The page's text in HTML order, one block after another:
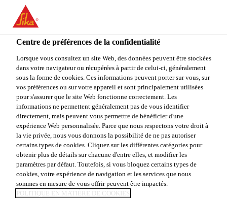
You are accessing "Sika Canada", it seems you are accessing it
from "États-Unis". We have a dedicated website for your country.
TO
SIKA
USA
CANADA WEBSITE
COUNTRY
Sika Canada
ADHÉSIFS
STRUCTURAUX
Centre de préférences de la confidentialité
Lorsque vous consultez un site Web, des données peuvent être stockées
dans votre navigateur ou récupérées à partir de celui-ci, généralement
sous la forme de cookies. Ces informations peuvent porter sur vous, sur
vos préférences ou sur votre appareil et sont principalement utilisées
pour s'assurer que le site Web fonctionne correctement. Les
informations ne permettent généralement pas de vous identifier
directement, mais peuvent vous permettre de bénéficier d'une
expérience Web personnalisée. Parce que nous respectons votre droit à
la vie privée, nous vous donnons la possibilité de ne pas autoriser
certains types de cookies. Cliquez sur les différentes catégories pour
obtenir plus de détails sur chacune d'entre elles, et modifier les
paramètres par défaut. Toutefois, si vous bloquez certains types de
cookies, votre expérience de navigation et les services que nous
sommes en mesure de vous offrir peuvent être impactés.
POLITIQUE EN MATIÈRE DE COOKIES